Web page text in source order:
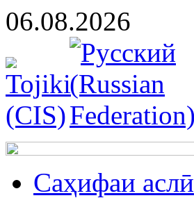
06.08.2026
Cаҳифаи аслӣ